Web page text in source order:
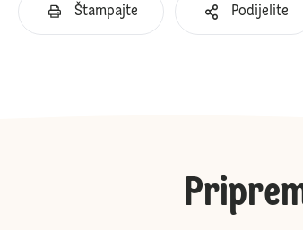
Štampajte Podijelite